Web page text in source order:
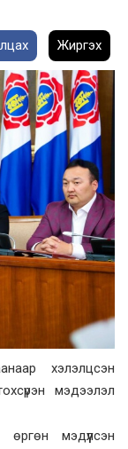
Жиргэх
хэлэлцсэн
мэдээлэл
мэдүүлсэн